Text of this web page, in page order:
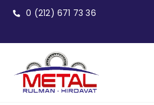
0 (212) 671 73 36